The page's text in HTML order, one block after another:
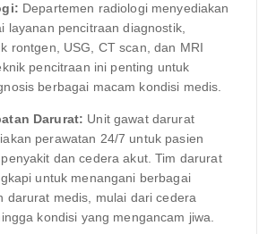
Departemen radiologi menyediakan
layanan pencitraan diagnostik,
rontgen, USG, CT scan, dan MRI
pencitraan ini penting untuk
berbagai macam kondisi medis.
Darurat: Unit gawat darurat
perawatan 24/7 untuk pasien
dan cedera akut. Tim darurat
untuk menangani berbagai
darurat medis, mulai dari cedera
kondisi yang mengancam jiwa.